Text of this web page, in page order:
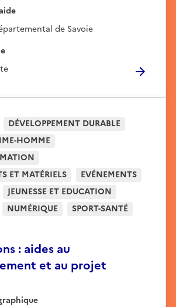
de Savoie
: aides au
et au projet
DÉVELOPPEMENT DURABLE
HOMME
ET MATÉRIELS
EVÉNEMENTS
JEUNESSE ET EDUCATION
NUMÉRIQUE
SPORT-SANTÉ